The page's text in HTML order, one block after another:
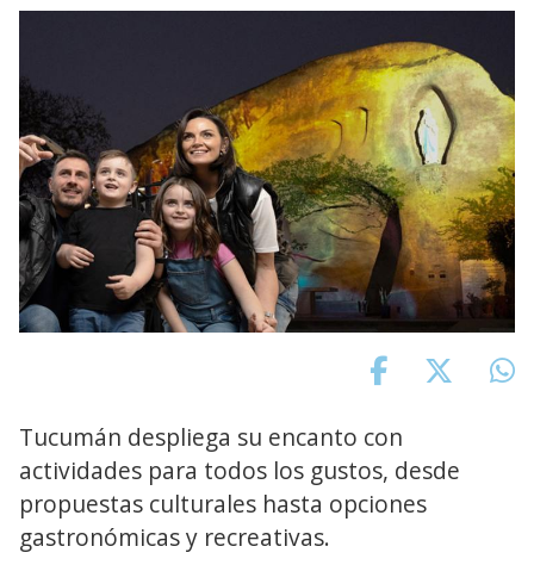
Tucumán despliega su encanto con
actividades para todos los gustos, desde
propuestas culturales hasta opciones
gastronómicas y recreativas.